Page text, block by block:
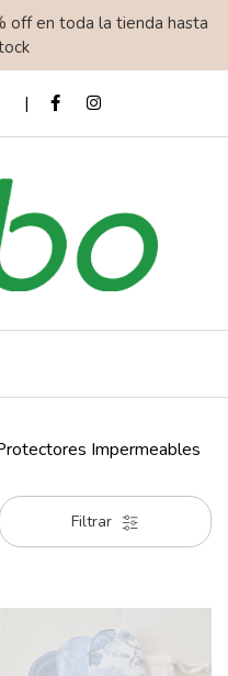
off en toda la tienda hasta
Impermeables
Filtrar